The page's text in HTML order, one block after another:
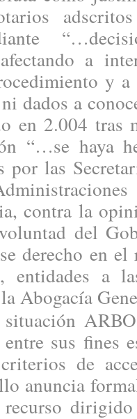
a
y
dados a
en 2.004 tras
“…se haya
por las
contra la
del
derecho en
entidades a
Abogacía
ARBO
sus fines
de
anuncia